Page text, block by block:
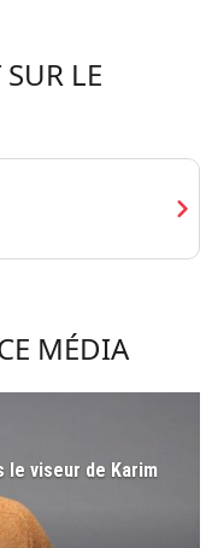
LE
chevron_right
MÉDIA
le viseur de Karim